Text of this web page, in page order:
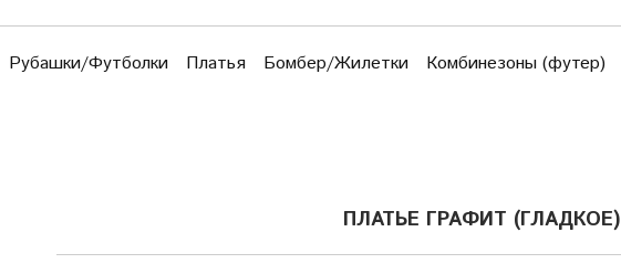
Рубашки/Футболки Платья Бомбер/Жилетки Комбинезоны (футер)
ПЛАТЬЕ ГРАФИТ (ГЛАДКОЕ)